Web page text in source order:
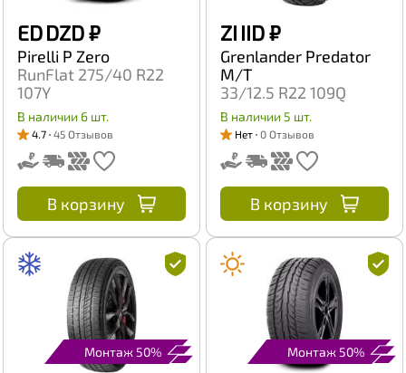
ED DZD₽
Pirelli P Zero
RunFlat 275/40 R22
107Y
В наличии 6 шт.
4.7 45 Отзывов
В корзину
ZI IID₽
Grenlander Predator
M/T
33/12.5 R22 109Q
В наличии 5 шт.
Нет 0 Отзывов
В корзину
Монтаж 50% Монтаж 50%